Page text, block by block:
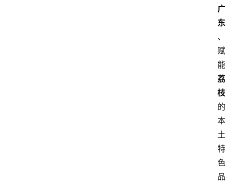
广
东
、
赋
能
荔
枝
的
本
土
特
色
品